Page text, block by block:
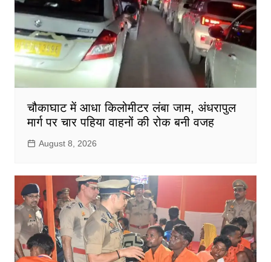
चौकाघाट में आधा किलोमीटर लंबा जाम, अंधरापुल
मार्ग पर चार पहिया वाहनों की रोक बनी वजह
August 8, 2026